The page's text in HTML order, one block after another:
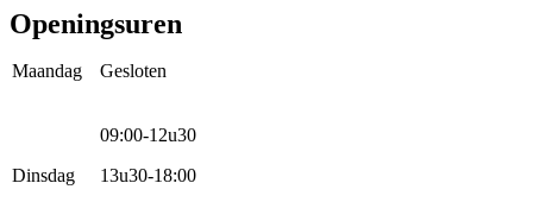
Openingsuren
Maandag Gesloten
Dinsdag
09:00-12u30
13u30-18:00